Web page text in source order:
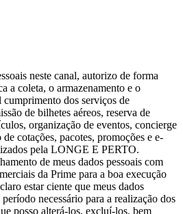
neste canal, autorizo de forma
a coleta, o armazenamento e o
cumprimento dos serviços de
de bilhetes aéreos, reserva de
organização de eventos, concierge
cotações, pacotes, promoções e e-
pela LONGE E PERTO.
de meus dados pessoais com
da Prime para a boa execução
estar ciente que meus dados
necessário para a realização dos
posso alterá-los, excluí-los, bem